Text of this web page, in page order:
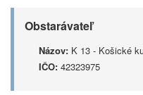
Obstarávateľ
Názov: K 13 - Košické
IČO: 42323975